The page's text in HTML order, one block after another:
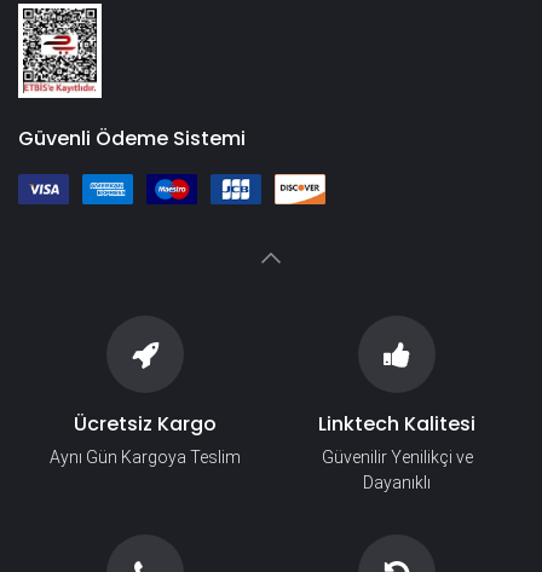
Güvenli Ödeme Sistemi
Ücretsiz Kargo
Aynı Gün Kargoya Teslim
Linktech Kalitesi
Güvenilir Yenilikçi ve
Dayanıklı